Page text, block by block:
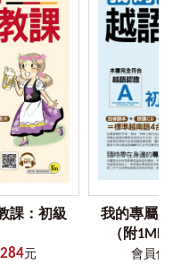
以正常語速幫助你的耳朵
能夠很自然地進行日常談
可在學習時試著唸唸看。
使用VRP虛擬點讀筆調
讀節奏！
務。全書音檔皆使用
身多年的教學及生活經
、e-mail、信件、書報、
僅可以記憶單字，更能夠
課：初級
284元
我的專屬越
（附1MP3
會員價 :